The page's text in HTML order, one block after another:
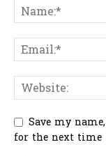
Save my
for the next time